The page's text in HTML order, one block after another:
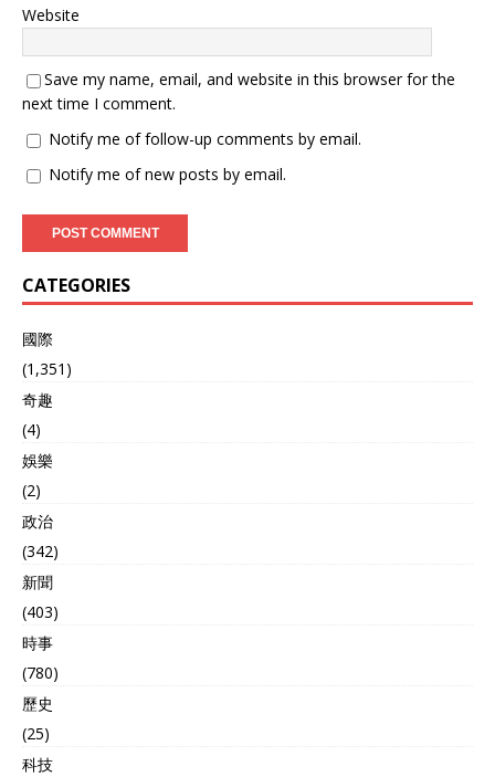
Website
Save my name, email, and website in this browser for the
next time I comment.
Notify me of follow-up comments by email.
Notify me of new posts by email.
CATEGORIES
國際
(1,351)
奇趣
(4)
娛樂
(2)
政治
(342)
新聞
(403)
時事
(780)
歷史
(25)
科技